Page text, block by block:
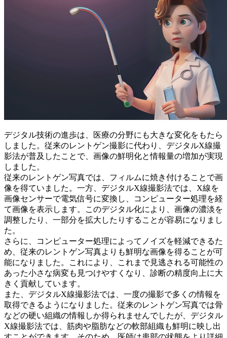
デジタル技術の進歩は、医療の分野にも大きな変化をもたら
しました。従来のレントゲン撮影に代わり、デジタルX線撮
影法が普及したことで、 画像の鮮明化と情報量の増加が実現
しました。
従来のレントゲン写真では、フィルムに焼き付けることで画
像を得ていました。一方、デジタルX線撮影法では、X線を
画像センサーで電気信号に変換し、コンピューター処理を経
て画像を表示します。このデジタル化により、画像の濃淡を
調整したり、一部分を拡大したりすることが容易になりまし
た。
さらに、
コンピューター処理によってノイズを軽減できるた
め、従来のレントゲン写真よりも鮮明な画像を得ることが可
能になりました。これにより、これまで見逃される可能性の
あった小さな病変も見つけやすくなり、診断の精度向上に大
きく貢献しています。
また、デジタルX線撮影法では、一度の撮影で多くの情報を
取得できるようになりました。従来のレントゲン写真では骨
などの硬い組織の情報しか得られませんでしたが、デジタル
X線撮影法では、 筋肉や脂肪などの軟部組織も鮮明に映し出